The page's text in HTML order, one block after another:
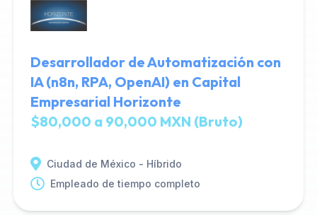
Desarrollador de Automatización con
IA (n8n, RPA, OpenAI) en Capital
Empresarial Horizonte
$80,000 a 90,000 MXN (Bruto)
Ciudad de México - Híbrido
Empleado de tiempo completo